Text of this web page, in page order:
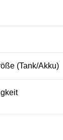
(Tank/Akku)